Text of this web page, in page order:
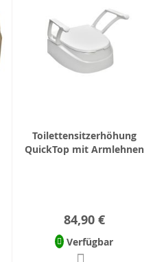
Toilettensitzerhöhung
QuickTop mit Armlehnen
84,90 €
Verfügbar